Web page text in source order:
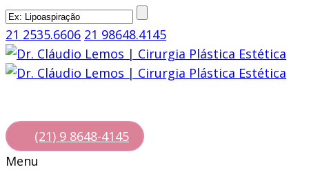
21 2535.6606 21 98648.4145
(21) 9 8648-4145
Menu